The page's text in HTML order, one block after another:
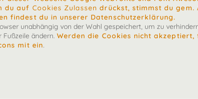
du auf Cookies Zulassen drückst, stimmst du gem.
findest du in unserer Datenschutzerklärung.
unabhängig von der Wahl gespeichert, um zu
ändern. Werden die Cookies nicht
mit ein.